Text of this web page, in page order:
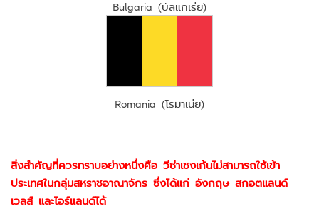
Bulgaria (บัลแกเรีย)
Romania (โรมาเนีย)
สิ่งสำคัญที่ควรทราบอย่างหนึ่งคือ วีซ่าเชงเก้นไม่สามารถใช้เข้า
ประเทศในกลุ่มสหราชอาณาจักร ซึ่งได้แก่ อังกฤษ สกอตแลนด์
เวลส์ และไอร์แลนด์ได้